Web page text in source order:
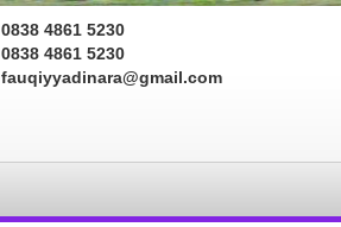
0838 4861 5230
0838 4861 5230
fauqiyyadinara@gmail.com